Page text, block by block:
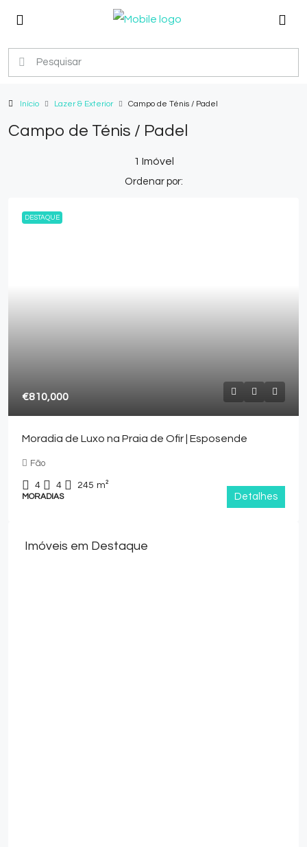
Início Lazer & Exterior Campo de Ténis / Padel
Campo de Ténis / Padel
1 Imóvel
Ordenar por:
DESTAQUE
€810,000
Moradia de Luxo na Praia de Ofir | Esposende
Fão
4 4 245 m²
MORADIAS Detalhes
Imóveis em Destaque